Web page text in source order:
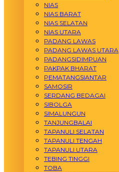
NIAS
NIAS BARAT
NIAS SELATAN
NIAS UTARA
PADANG LAWAS
PADANG LAWAS UTARA
PADANGSIDIMPUAN
PAKPAK BHARAT
PEMATANGSIANTAR
SAMOSIR
SERDANG BEDAGAI
SIBOLGA
SIMALUNGUN
TANJUNGBALAI
TAPANULI SELATAN
TAPANULI TENGAH
TAPANULI UTARA
TEBING TINGGI
TOBA